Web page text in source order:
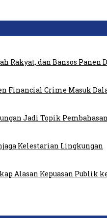
Rakyat, dan Bansos Panen
Financial Crime Masuk
Jadi Topik Pembahasan
Kelestarian Lingkungan
Alasan Kepuasan Publik